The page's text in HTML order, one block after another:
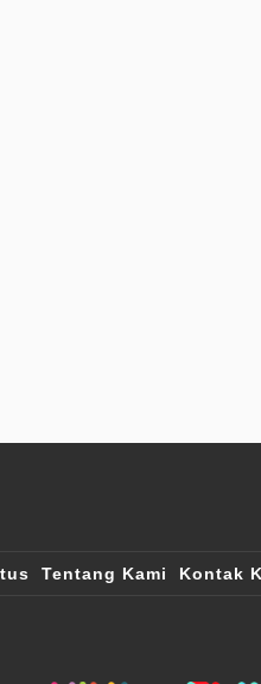
Tentang Kami Kontak